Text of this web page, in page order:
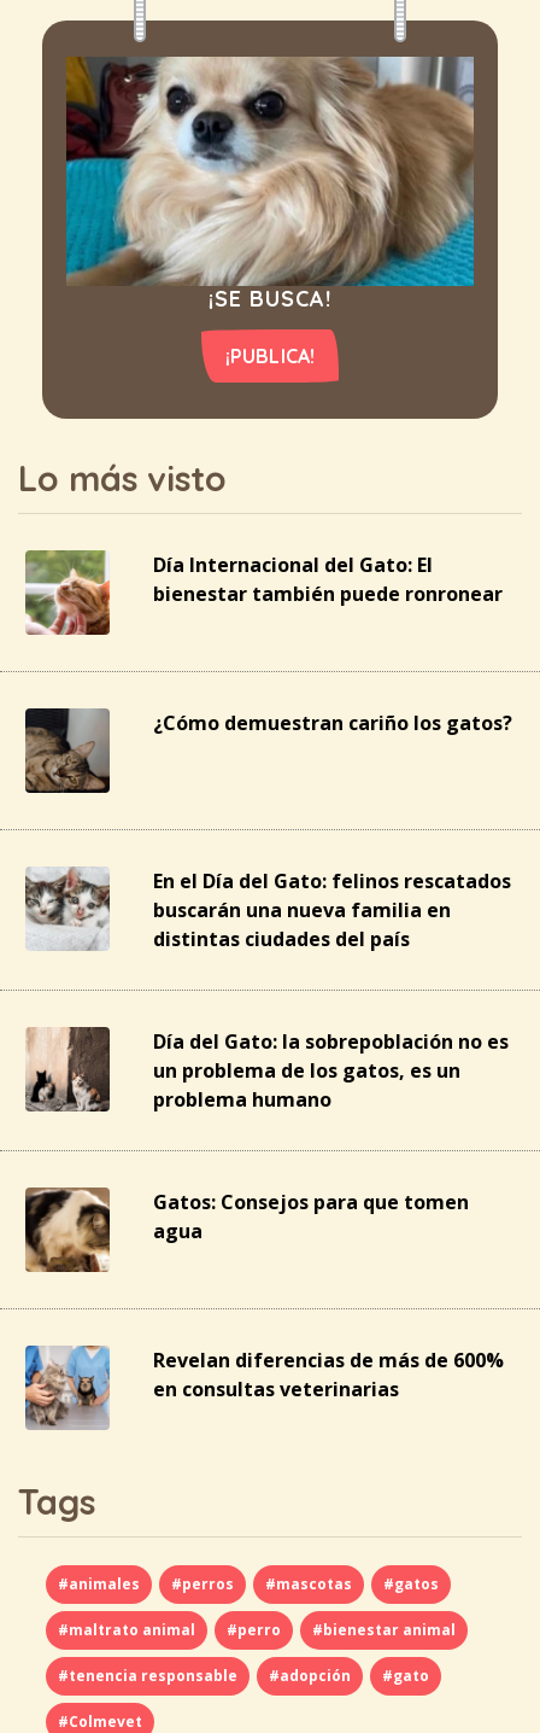
¡SE BUSCA!
¡PUBLICA!
Lo más visto
Día Internacional del Gato: El
bienestar también puede ronronear
¿Cómo demuestran cariño los gatos?
En el Día del Gato: felinos rescatados
buscarán una nueva familia en
distintas ciudades del país
Día del Gato: la sobrepoblación no es
un problema de los gatos, es un
problema humano
Gatos: Consejos para que tomen
agua
Revelan diferencias de más de 600%
en consultas veterinarias
Tags
#animales #perros #mascotas #gatos
#maltrato animal #perro #bienestar animal
#tenencia responsable #adopción #gato
#Colmevet